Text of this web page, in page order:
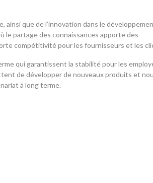
que de l’innovation dans le
le partage des connaissances apporte des
compétitivité pour les fournisseurs et les
qui garantissent la stabilité pour les
de développer de nouveaux produits et
à long terme.